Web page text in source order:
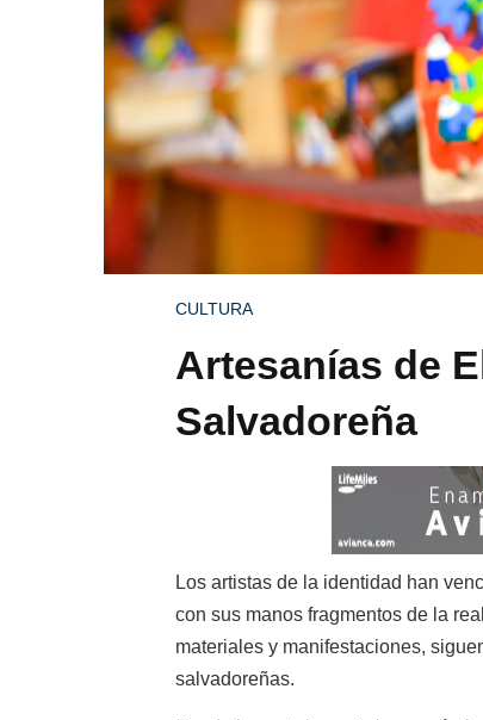
CULTURA
Artesanías de
Salvadoreña
Los artistas de la identidad han
con sus manos fragmentos de la
materiales y manifestaciones,
salvadoreñas.